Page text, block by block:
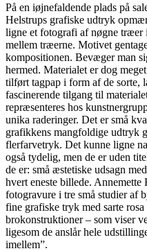
På en iøjnefaldende plads på
Helstrups grafiske udtryk
ligne et fotografi af nøgne
mellem træerne. Motivet
kompositionen. Bevæger man
hermed. Materialet er dog
tilført tagpap i form af de sorte,
fascinerende tilgang til
repræsenteres hos
unika raderinger. Det er små
grafikkens mangfoldige udtryk
flerfarvetryk. Det kunne ligne
også tydelig, men de er uden
de er: små æstetiske udsagn
hvert eneste billede.
fotogravure i tre små studier af
fine grafiske tryk med sarte
brokonstruktioner – som viser
ligesom de anslår hele
imellem”.